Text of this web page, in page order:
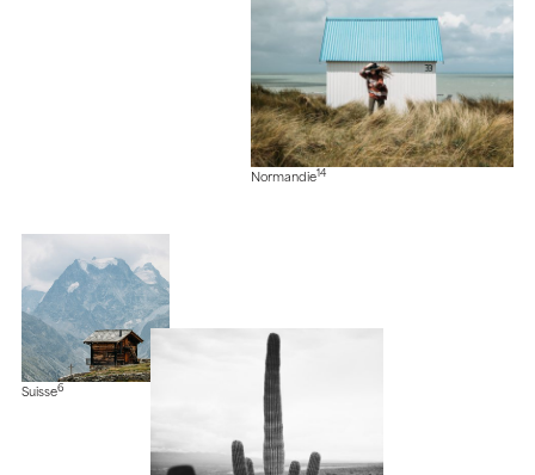
Normandie14
Suisse6